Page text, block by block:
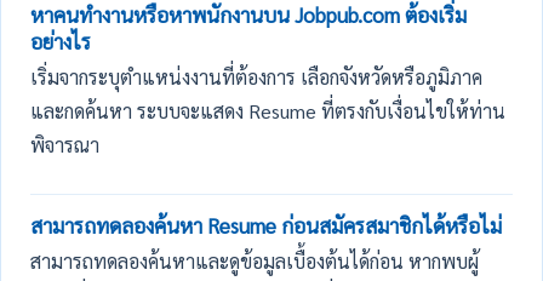
หาคนทำงานหรือหาพนักงานบน Jobpub.com ต้องเริ่ม
อย่างไร
เริ่มจากระบุตำแหน่งงานที่ต้องการ เลือกจังหวัดหรือภูมิภาค
และกดค้นหา ระบบจะแสดง Resume ที่ตรงกับเงื่อนไขให้ท่าน
พิจารณา
สามารถทดลองค้นหา Resume ก่อนสมัครสมาชิกได้หรือไม่
สามารถทดลองค้นหาและดูข้อมูลเบื้องต้นได้ก่อน หากพบผู้